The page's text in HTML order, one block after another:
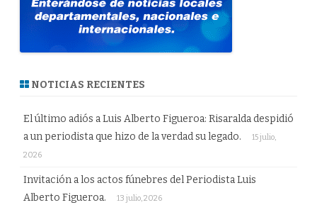
NOTICIAS RECIENTES
El último adiós a Luis Alberto Figueroa: Risaralda despidió
a un periodista que hizo de la verdad su legado.
15 julio,
2026
Invitación a los actos fúnebres del Periodista Luis
Alberto Figueroa.
13 julio, 2026